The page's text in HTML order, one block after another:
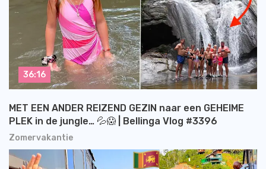
Zomervakantie
MET EEN ANDER REIZEND GEZIN naar een GEHEIME
PLEK in de jungle… 💦😱 | Bellinga Vlog #3396
36:16